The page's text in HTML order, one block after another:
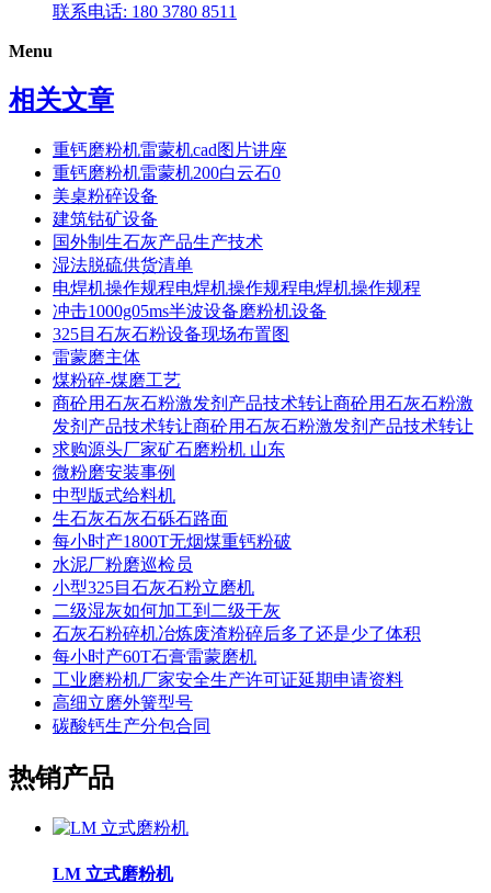
联系电话: 180 3780 8511
Menu
相关文章
重钙磨粉机雷蒙机cad图片讲座
重钙磨粉机雷蒙机200白云石0
美桌粉碎设备
建筑钴矿设备
国外制生石灰产品生产技术
湿法脱硫供货清单
电焊机操作规程电焊机操作规程电焊机操作规程
冲击1000g05ms半波设备磨粉机设备
325目石灰石粉设备现场布置图
雷蒙磨主体
煤粉碎-煤磨工艺
商砼用石灰石粉激发剂产品技术转让商砼用石灰石粉激
发剂产品技术转让商砼用石灰石粉激发剂产品技术转让
求购源头厂家矿石磨粉机 山东
微粉磨安装事例
中型版式给料机
生石灰石灰石砾石路面
每小时产1800T无烟煤重钙粉破
水泥厂粉磨巡检员
小型325目石灰石粉立磨机
二级湿灰如何加工到二级干灰
石灰石粉碎机冶炼废渣粉碎后多了还是少了体积
每小时产60T石膏雷蒙磨机
工业磨粉机厂家安全生产许可证延期申请资料
高细立磨外簧型号
碳酸钙生产分包合同
热销产品
LM 立式磨粉机